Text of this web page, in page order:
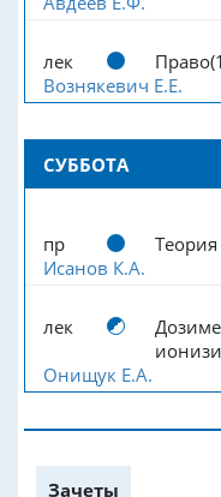
лек
Вознякевич Е.Е.
СУББОТА
пр
Исанов К.А.
лек
Онищук Е.А.
Зачеты